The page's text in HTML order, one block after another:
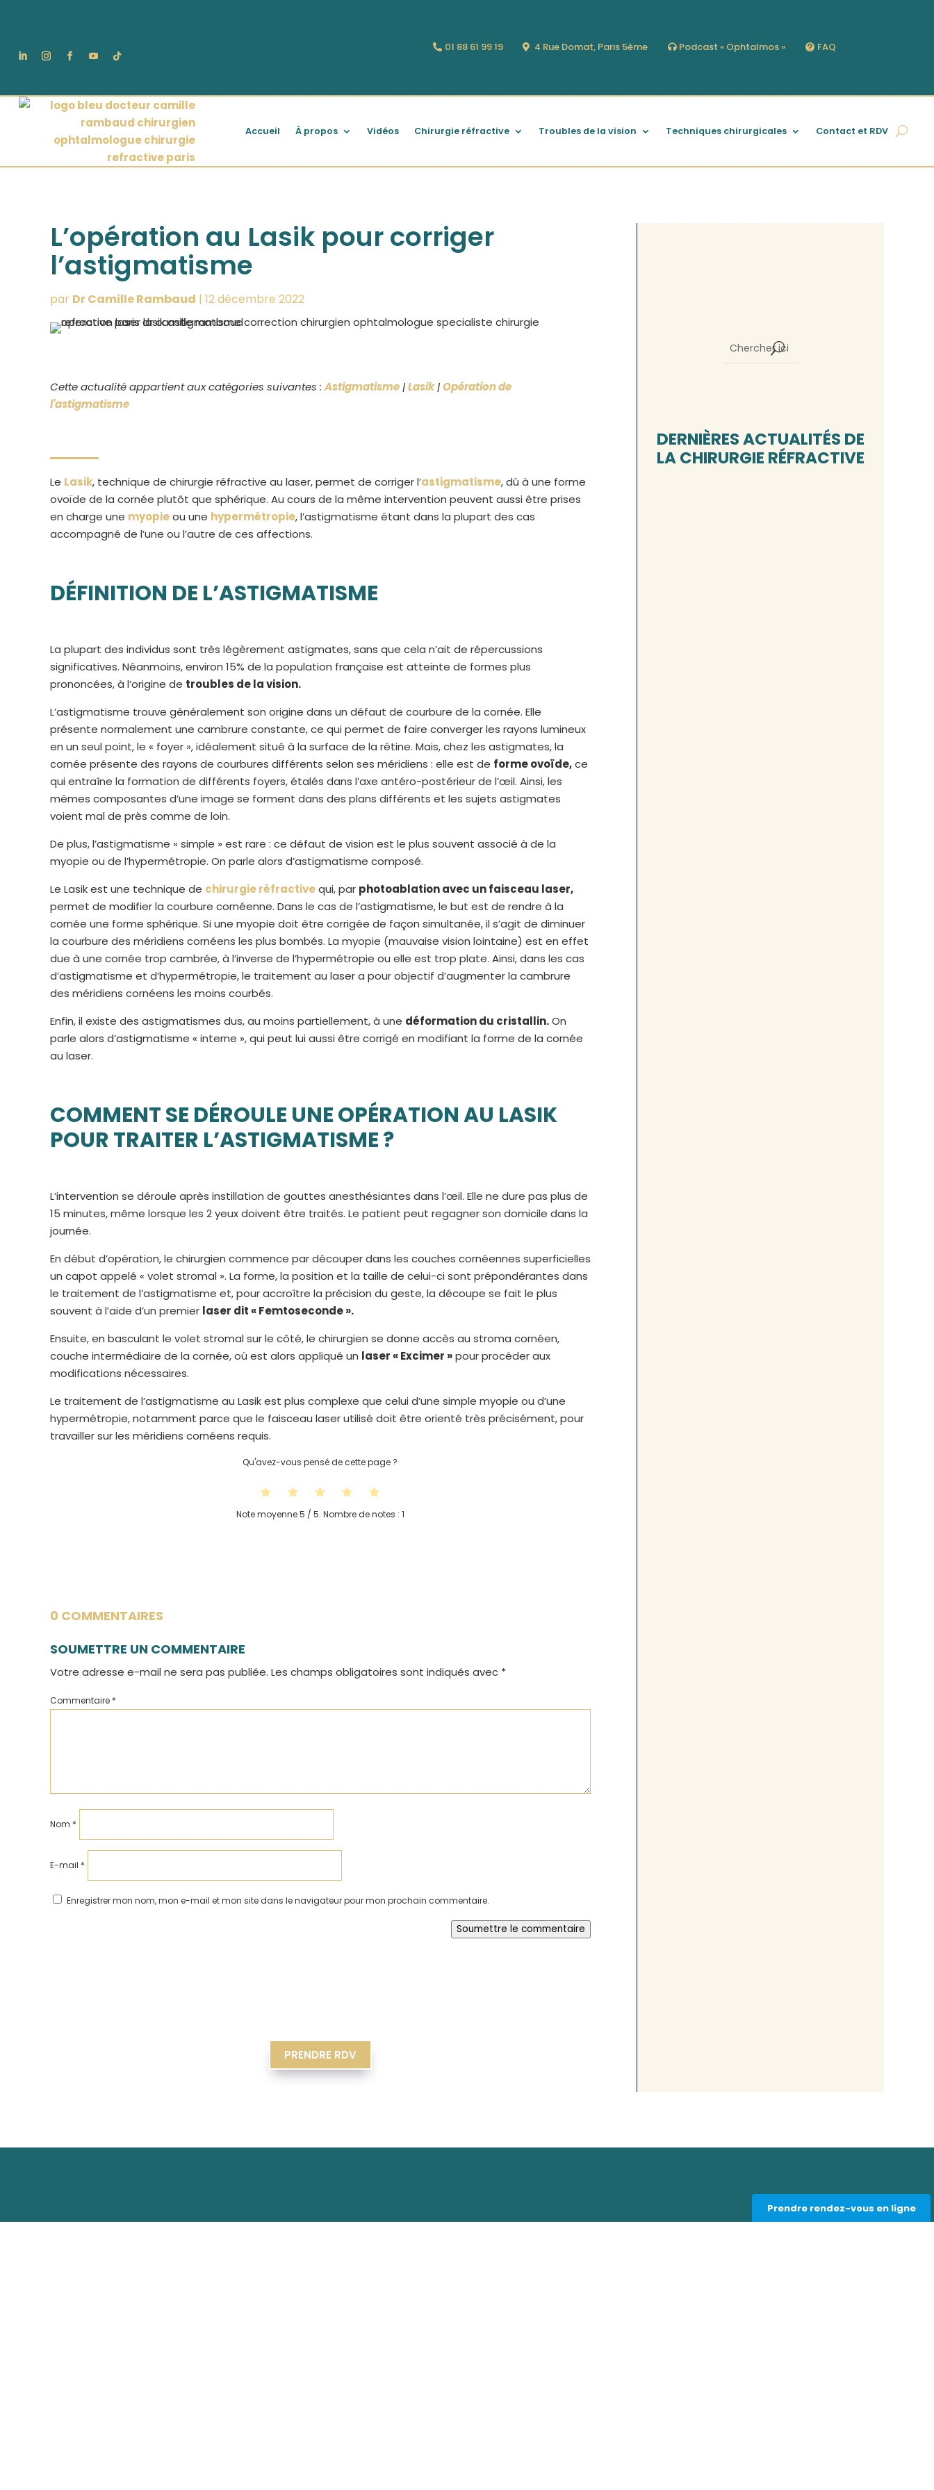
01 88 61 99 19 4 Rue Domat, Paris 5ème Podcast « Ophtalmos » FAQ
Accueil À propos Vidéos Chirurgie réfractive Troubles de la vision Techniques chirurgicales Contact et RDV
L’opération au Lasik pour corriger
l’astigmatisme
par Dr Camille Rambaud | 12 décembre 2022
Cette actualité appartient aux catégories suivantes :Astigmatisme|Lasik|Opération de
l'astigmatisme
Le Lasik, technique de chirurgie réfractive au laser, permet de corriger l’astigmatisme, dû à une forme
ovoïde de la cornée plutôt que sphérique. Au cours de la même intervention peuvent aussi être prises
en charge une myopieou une hypermétropie, l’astigmatisme étant dans la plupart des cas
accompagné de l’une ou l’autre de ces affections.
DÉFINITION DE L’ASTIGMATISME
La plupart des individus sont très légèrement astigmates, sans que cela n’ait de répercussions
significatives. Néanmoins, environ 15% de la population française est atteinte de formes plus
prononcées, à l’origine de troubles de la vision.
L’astigmatisme trouve généralement son origine dans un défaut de courbure de la cornée. Elle
présente normalement une cambrure constante, ce qui permet de faire converger les rayons lumineux
en un seul point, le « foyer », idéalement situé à la surface de la rétine. Mais, chez les astigmates, la
cornée présente des rayons de courbures différents selon ses méridiens : elle est de forme ovoïde,ce
qui entraîne la formation de différents foyers, étalés dans l’axe antéro-postérieur de l’œil. Ainsi, les
mêmes composantes d’une image se forment dans des plans différents et les sujets astigmates
voient mal de près comme de loin.
De plus, l’astigmatisme « simple » est rare : ce défaut de vision est le plus souvent associé à de la
myopie ou de l’hypermétropie. On parle alors d’astigmatisme composé.
Le Lasik est une technique de chirurgie réfractivequi, par photoablation avec un faisceau laser,
permet de modifier la courbure cornéenne. Dans le cas de l’astigmatisme, le but est de rendre à la
cornée une forme sphérique. Si une myopie doit être corrigée de façon simultanée, il s’agit de diminuer
la courbure des méridiens cornéens les plus bombés. La myopie (mauvaise vision lointaine) est en effet
due à une cornée trop cambrée, à l’inverse de l’hypermétropie ou elle est trop plate. Ainsi, dans les cas
d’astigmatisme et d’hypermétropie, le traitement au laser a pour objectif d’augmenter la cambrure
des méridiens cornéens les moins courbés.
Enfin, il existe des astigmatismes dus, au moins partiellement, à une déformation du cristallin.On
parle alors d’astigmatisme « interne », qui peut lui aussi être corrigé en modifiant la forme de la cornée
au laser.
COMMENT SE DÉROULE UNE OPÉRATION AU LASIK
POUR TRAITER L’ASTIGMATISME ?
L’intervention se déroule après instillation de gouttes anesthésiantes dans l’œil. Elle ne dure pas plus de
15 minutes, même lorsque les 2 yeux doivent être traités. Le patient peut regagner son domicile dans la
journée.
En début d’opération, le chirurgien commence par découper dans les couches cornéennes superficielles
un capot appelé « volet stromal ». La forme, la position et la taille de celui-ci sont prépondérantes dans
le traitement de l’astigmatisme et, pour accroître la précision du geste, la découpe se fait le plus
souvent à l’aide d’un premier laser dit « Femtoseconde ».
Ensuite, en basculant le volet stromal sur le côté, le chirurgien se donne accès au stroma cornéen,
couche intermédiaire de la cornée, où est alors appliqué un laser « Excimer »pour procéder aux
modifications nécessaires.
Le traitement de l’astigmatisme au Lasik est plus complexe que celui d’une simple myopie ou d’une
hypermétropie, notamment parce que le faisceau laser utilisé doit être orienté très précisément, pour
travailler sur les méridiens cornéens requis.
Qu'avez-vous pensé de cette page ?
Note moyenne5 / 5. Nombre de notes : 1
0 COMMENTAIRES
SOUMETTRE UN COMMENTAIRE
Votre adresse e-mail ne sera pas publiée. Les champs obligatoires sont indiqués avec *
Commentaire *
Nom *
E-mail *
Enregistrer mon nom, mon e-mail et mon site dans le navigateur pour mon prochain commentaire.
Soumettre le commentaire
PRENDRE RDV
DERNIÈRES ACTUALITÉS DE
LA CHIRURGIE RÉFRACTIVE
Prendre rendez-vous en ligne